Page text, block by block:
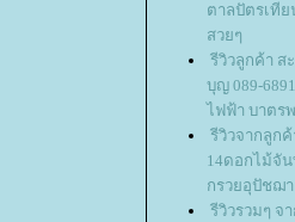
ตาลปัตรเที
สวยๆ
รีวิวลูกค้า ส
บุญ 089-
ไฟฟ้า บาตร
รีวิวจากลูก
14ดอกไม้จั
กรวยอุปัชฌ
รีวิวรวมๆ จ